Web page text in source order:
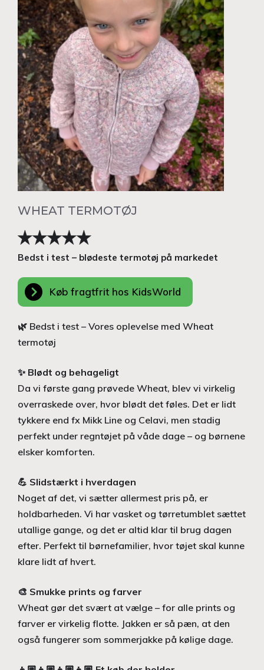
WHEAT TERMOTØJ
Bedst i test – blødeste termotøj på markedet
Køb fragtfrit hos KidsWorld
🌿 Bedst i test – Vores oplevelse med Wheat
termotøj
✨ Blødt og behageligt
Da vi første gang prøvede Wheat, blev vi virkelig
overraskede over, hvor blødt det føles. Det er lidt
tykkere end fx Mikk Line og Celavi, men stadig
perfekt under regntøjet på våde dage – og børnene
elsker komforten.
💪 Slidstærkt i hverdagen
Noget af det, vi sætter allermest pris på, er
holdbarheden. Vi har vasket og tørretumblet sættet
utallige gange, og det er altid klar til brug dagen
efter. Perfekt til børnefamilier, hvor tøjet skal kunne
klare lidt af hvert.
🎨 Smukke prints og farver
Wheat gør det svært at vælge – for alle prints og
farver er virkelig flotte. Jakken er så pæn, at den
også fungerer som sommerjakke på kølige dage.